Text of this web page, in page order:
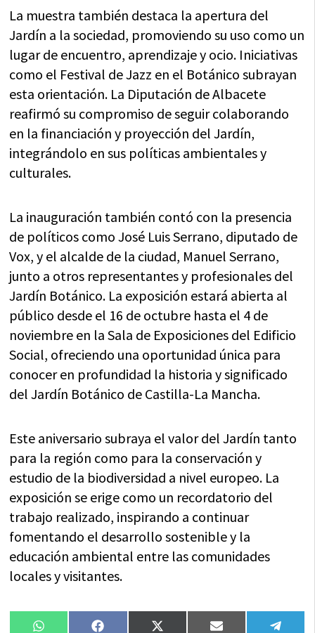
La muestra también destaca la apertura del
Jardín a la sociedad, promoviendo su uso como un
lugar de encuentro, aprendizaje y ocio. Iniciativas
como el Festival de Jazz en el Botánico subrayan
esta orientación. La Diputación de Albacete
reafirmó su compromiso de seguir colaborando
en la financiación y proyección del Jardín,
integrándolo en sus políticas ambientales y
culturales.
La inauguración también contó con la presencia
de políticos como José Luis Serrano, diputado de
Vox, y el alcalde de la ciudad, Manuel Serrano,
junto a otros representantes y profesionales del
Jardín Botánico. La exposición estará abierta al
público desde el 16 de octubre hasta el 4 de
noviembre en la Sala de Exposiciones del Edificio
Social, ofreciendo una oportunidad única para
conocer en profundidad la historia y significado
del Jardín Botánico de Castilla-La Mancha.
Este aniversario subraya el valor del Jardín tanto
para la región como para la conservación y
estudio de la biodiversidad a nivel europeo. La
exposición se erige como un recordatorio del
trabajo realizado, inspirando a continuar
fomentando el desarrollo sostenible y la
educación ambiental entre las comunidades
locales y visitantes.